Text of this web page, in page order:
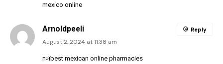
mexico online
Arnoldpeeli
August 2, 2024 at 11:38 am
п»їbest mexican online pharmacies
Reply